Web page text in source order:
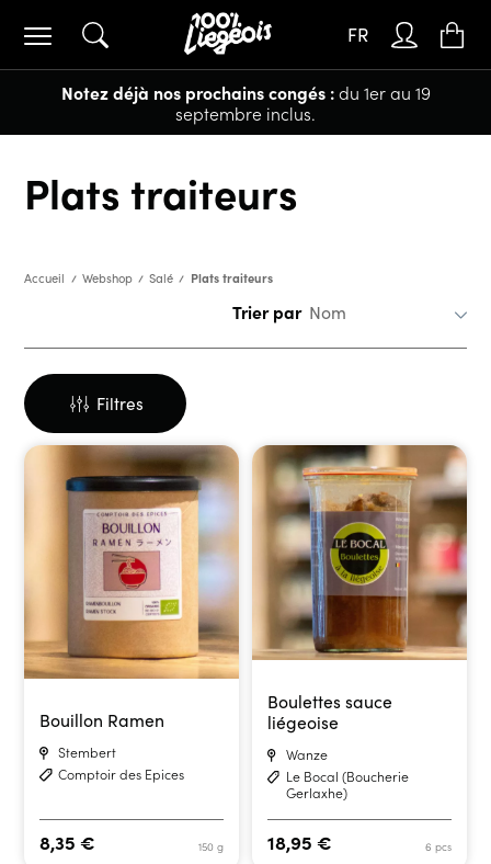
Notez déjà nos prochains congés :du 1er au 19
septembre inclus.
FR
Plats traiteurs
Accueil Webshop Salé Plats traiteurs
Trier par
Filtres
Bouillon Ramen
Stembert
Comptoir des Epices
150 g
8,35€
Boulettes sauce
liégeoise
Wanze
Le Bocal (Boucherie
Gerlaxhe)
6 pcs
18,95 €